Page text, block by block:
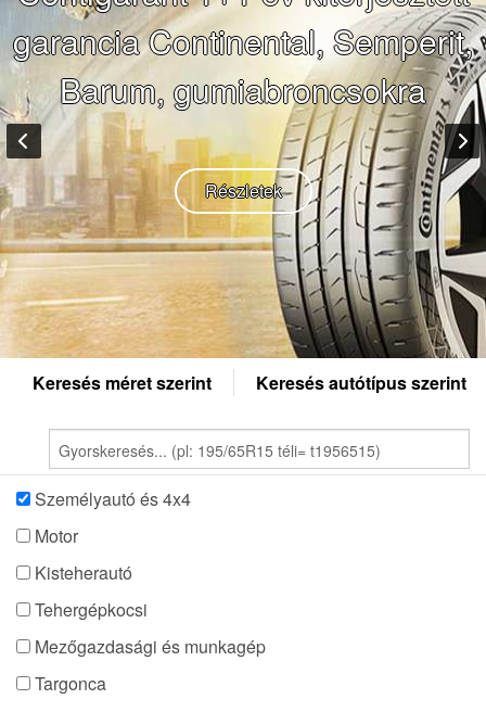
Keresés méret szerint Keresés autótípus szerint
Személyautó és 4x4
Motor
Kisteherautó
Tehergépkocsi
Mezőgazdasági és munkagép
Targonca